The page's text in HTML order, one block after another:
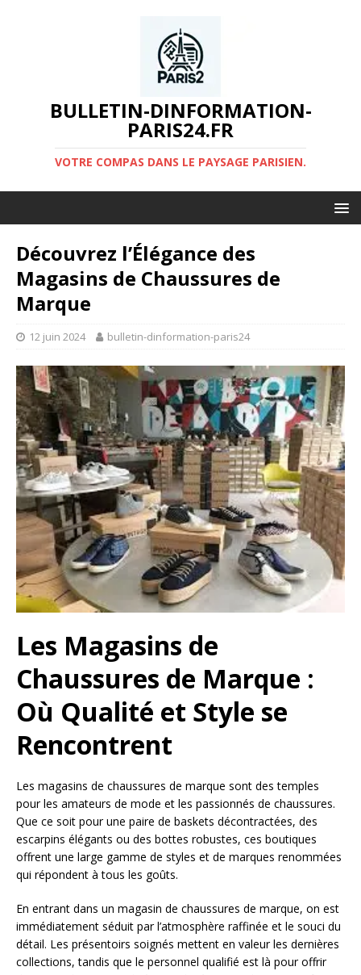
BULLETIN-DINFORMATION-
PARIS24.FR
VOTRE COMPAS DANS LE PAYSAGE PARISIEN.
Découvrez l’Élégance des
Magasins de Chaussures de
Marque
12 juin 2024 bulletin-dinformation-paris24
Les Magasins de
Chaussures de Marque :
Où Qualité et Style se
Rencontrent
Les magasins de chaussures de marque sont des temples
pour les amateurs de mode et les passionnés de chaussures.
Que ce soit pour une paire de baskets décontractées, des
escarpins élégants ou des bottes robustes, ces boutiques
offrent une large gamme de styles et de marques renommées
qui répondent à tous les goûts.
En entrant dans un magasin de chaussures de marque, on est
immédiatement séduit par l’atmosphère raffinée et le souci du
détail. Les présentoirs soignés mettent en valeur les dernières
collections, tandis que le personnel qualifié est là pour offrir